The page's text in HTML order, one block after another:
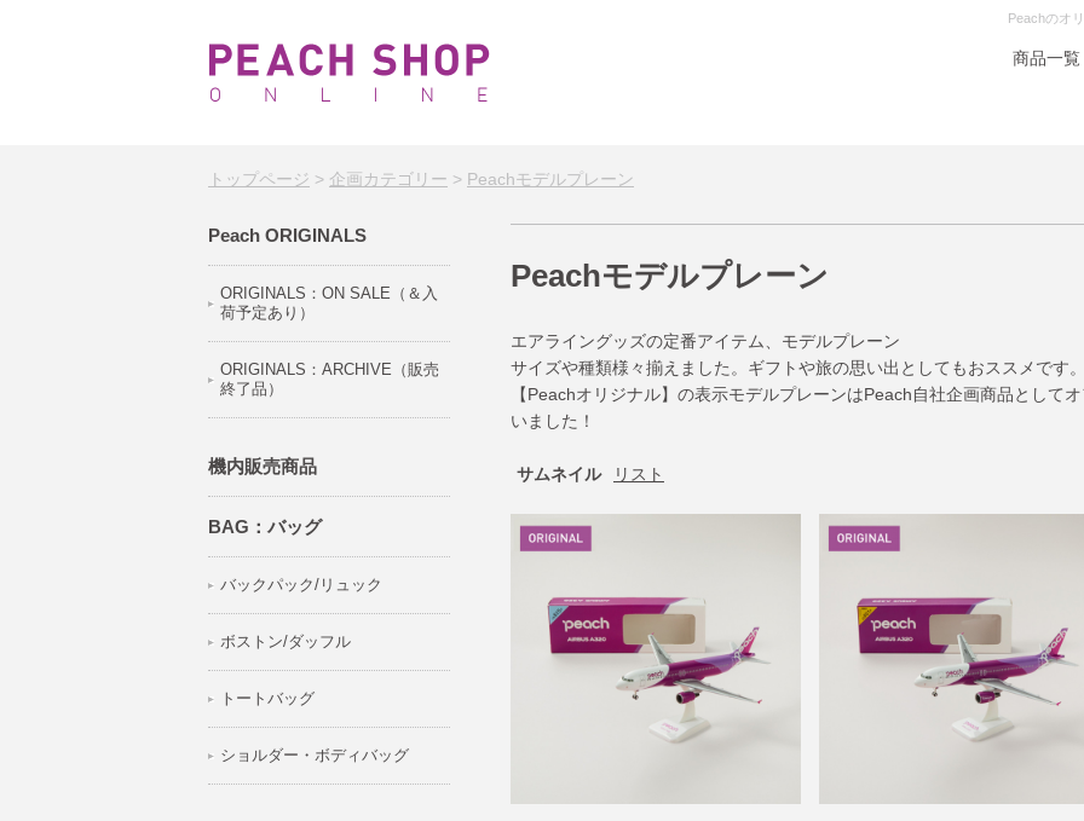
Peachのオ
商品一覧
トップページ > 企画カテゴリー > Peachモデルプレーン
Peach ORIGINALS
ORIGINALS：ON SALE（＆入
荷予定あり）
ORIGINALS：ARCHIVE（販売
終了品）
機内販売商品
BAG：バッグ
バックパック/リュック
ボストン/ダッフル
トートバッグ
ショルダー・ボディバッグ
Peachモデルプレーン
エアライングッズの定番アイテム、モデルプレーン
サイズや種類様々揃えました。ギフトや旅の思い出としてもおススメです
【Peachオリジナル】の表示モデルプレーンはPeach自社企画商品として
いました！
サムネイル リスト